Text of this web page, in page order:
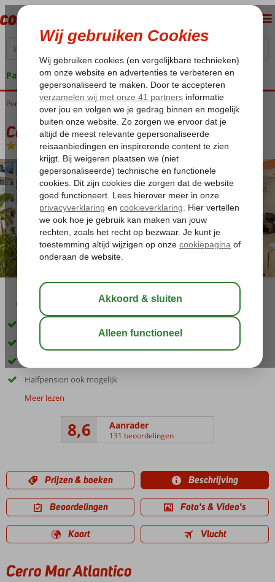
Pakketgarantie
Home
Portugal Algarve Albufeira Cerro Mar Atlantico
Cerro Mar Atlantico
Logies-Appartement
02:45
Adembenemend uitzicht
Vlakbij het oude centrum
Halfpension ook mogelijk
Meer lezen
8,6 Aanrader
131 beoordelingen
Prijzen & boeken Beschrijving
Beoordelingen Foto's & Video's
Kaart Vlucht
Cerro Mar Atlantico